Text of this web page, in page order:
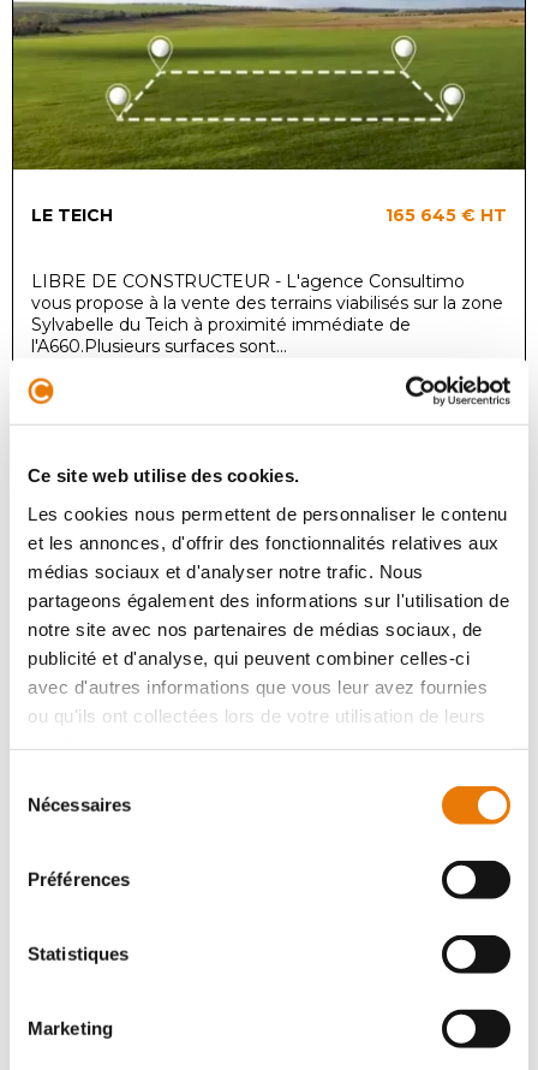
Ce site web utilise des cookies.
Les cookies nous permettent de personnaliser le contenu
et les annonces, d'offrir des fonctionnalités relatives aux
médias sociaux et d'analyser notre trafic. Nous
partageons également des informations sur l'utilisation de
notre site avec nos partenaires de médias sociaux, de
publicité et d'analyse, qui peuvent combiner celles-ci
avec d'autres informations que vous leur avez fournies
ou qu'ils ont collectées lors de votre utilisation de leurs
Nécessaires
Préférences
Statistiques
Marketing
LE TEICH 165 645 € HT
LIBRE DE CONSTRUCTEUR - L'agence Consultimo
vous propose à la vente des terrains viabilisés sur la zone
Sylvabelle du Teich à proximité immédiate de
l'A660.Plusieurs surfaces sont...
LE TEICH 71 501 €HT
Consultimo vous propose à la vente un local d'activités
composé d'un RDC de 30,5 m² et d'un R+1 de 12 m² soit
une surface totale de 42,5 m².Ce local en VEFA (vente
Local d'activité